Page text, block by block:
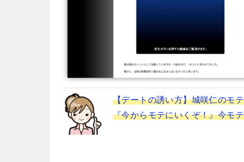
【デートの誘い方】城咲仁のモ
『今からモテにいくぞ！』今モ